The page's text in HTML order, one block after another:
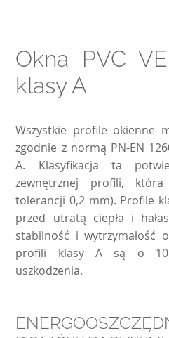
Okna PVC
klasy A
Wszystkie profile okienne
zgodnie z normą PN-EN
A. Klasyfikacja ta
zewnętrznej profili,
tolerancji 0,2 mm). Profile
przed utratą ciepła i
stabilność i wytrzymałość
profili klasy A są o 10-
uszkodzenia.